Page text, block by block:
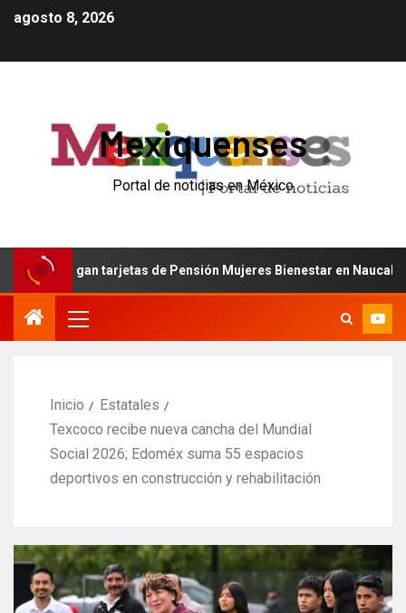
agosto 8, 2026
Mexiquenses
Portal de noticias en México
tarjetas de Pensión Mujeres Bienestar en Naucalpan
Inicio
Estatales
Texcoco recibe nueva cancha del Mundial
Social 2026; Edoméx suma 55 espacios
deportivos en construcción y rehabilitación